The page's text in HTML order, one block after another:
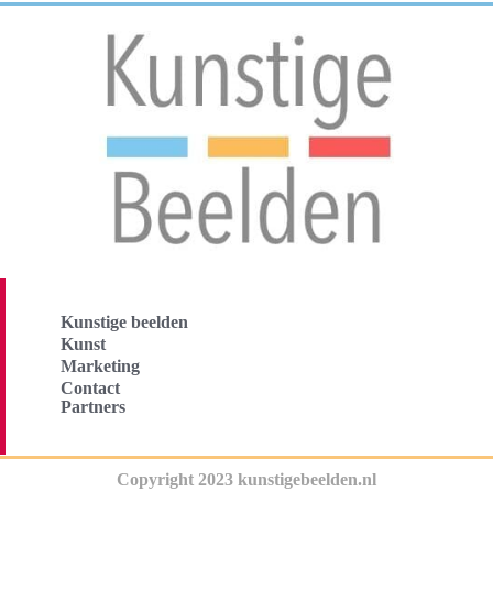
Kunstige beelden
Kunst
Marketing
Contact
Partners
Copyright 2023 kunstigebeelden.nl